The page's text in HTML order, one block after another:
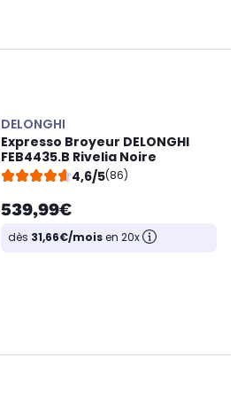
DELONGHI
Expresso Broyeur DELONGHI
FEB4435.B Rivelia Noire
4,6/5(86)
539,99€
dès 31,66€/moisen 20x